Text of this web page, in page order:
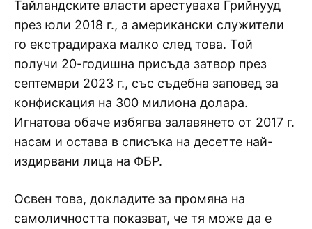
Тайландските власти арестуваха Грийнууд
през юли 2018 г., а американски служители
го екстрадираха малко след това. Той
получи 20-годишна присъда затвор през
септември 2023 г., със съдебна заповед за
конфискация на 300 милиона долара.
Игнатова обаче избягва залавянето от 2017 г.
насам и остава в списъка на десетте най-
издирвани лица на ФБР.
Освен това, докладите за промяна на
самоличността показват, че тя може да е